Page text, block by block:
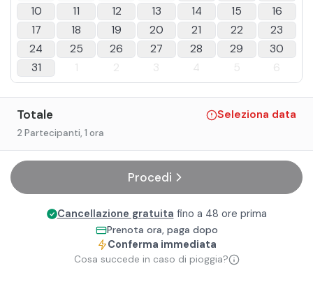
10
11 12 13 14 15
16
17
18 19 20 21 22
23
24
25 26 27 28 29
30
31
1 2 3 4 5 6
Totale Seleziona data
2 Partecipanti, 1 ora
Procedi
Cancellazione gratuita fino a 48 ore prima
Prenota ora, paga dopo
Conferma immediata
Cosa succede in caso di pioggia?